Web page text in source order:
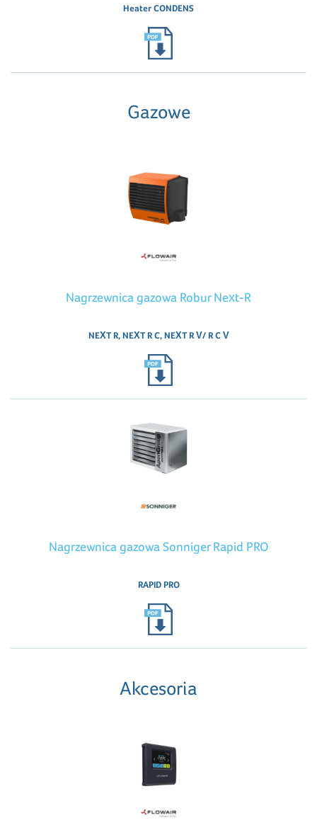
Heater CONDENS
Gazowe
Nagrzewnica gazowa Robur Next-R
NEXT R, NEXT R C, NEXT R V/ R C V
Nagrzewnica gazowa Sonniger Rapid PRO
RAPID PRO
Akcesoria